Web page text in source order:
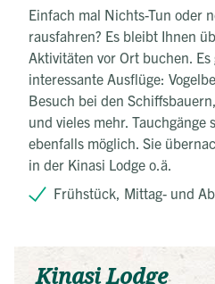
Einfach mal Nichts-Tun oder
rausfahren? Es bleibt Ihnen
Aktivitäten vor Ort buchen.
interessante Ausflüge:
Besuch bei den
und vieles mehr. Tauchgänge
ebenfalls möglich. Sie
in der Kinasi Lodge o.ä.
Frühstück, Mittag- und
Kinasi Lodge